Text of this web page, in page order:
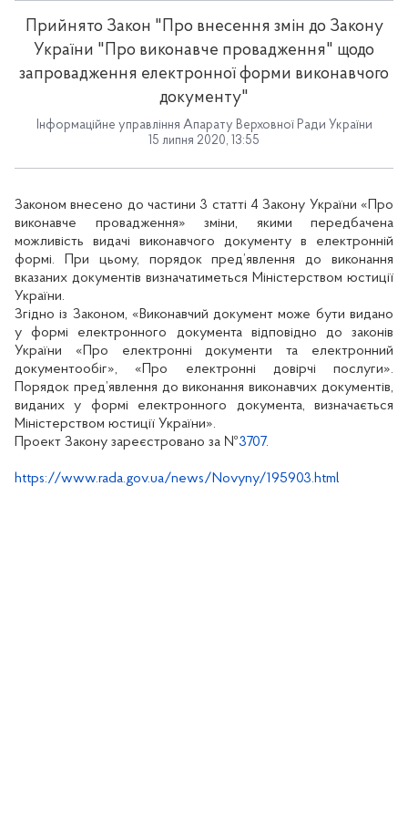
Прийнято Закон "Про внесення змін до Закону
України "Про виконавче провадження" щодо
запровадження електронної форми виконавчого
документу"
Інформаційне управління Апарату Верховної Ради України
15 липня 2020, 13:55
Законом внесено до частини 3 статті 4 Закону України «Про
виконавче провадження» зміни, якими передбачена
можливість видачі виконавчого документу в електронній
формі. При цьому, порядок пред’явлення до виконання
вказаних документів визначатиметься Міністерством юстиції
України.
Згідно із Законом, «Виконавчий документ може бути видано
у формі електронного документа відповідно до законів
України «Про електронні документи та електронний
документообіг», «Про електронні довірчі послуги».
Порядок пред’явлення до виконання виконавчих документів,
виданих у формі електронного документа, визначається
Міністерством юстиції України».
Проект Закону зареєстровано за №3707.
https://www.rada.gov.ua/news/Novyny/195903.html